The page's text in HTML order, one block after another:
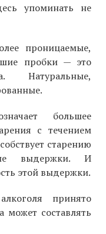
упоминать не
проницаемые,
пробки — это
Натуральные,
большее
с течением
старению
выдержки. И
этой выдержки.
принято
может составлять